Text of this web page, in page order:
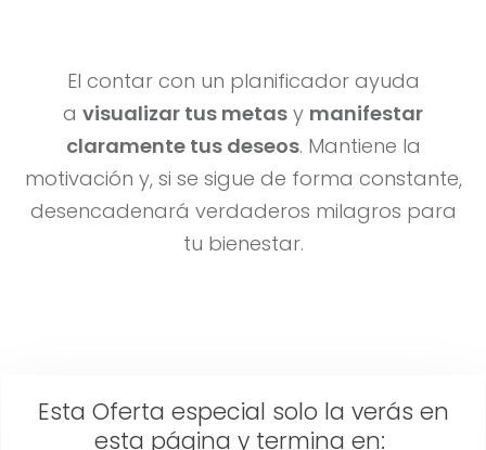
El contar con un planificador ayuda
a visualizar tus metas y manifestar
claramente tus deseos. Mantiene la
motivación y, si se sigue de forma constante,
desencadenará verdaderos milagros para
tu bienestar.
Esta Oferta especial solo la verás en
esta página y termina en: